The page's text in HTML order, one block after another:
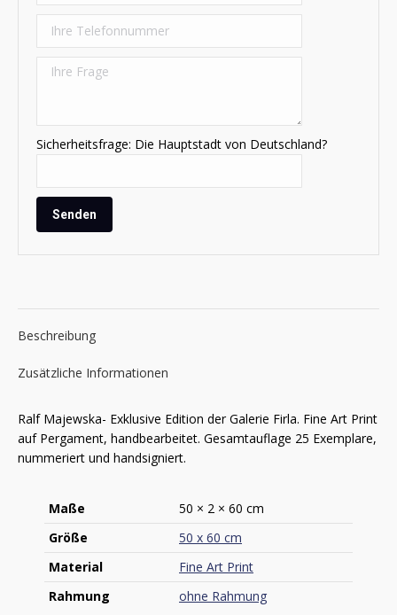
Sicherheitsfrage: Die Hauptstadt von Deutschland?
Beschreibung
Zusätzliche Informationen
Ralf Majewska- Exklusive Edition der Galerie Firla. Fine Art Print
auf Pergament, handbearbeitet. Gesamtauflage 25 Exemplare,
nummeriert und handsigniert.
Maße
50 × 2 × 60 cm
Größe
50 x 60 cm
Material
Fine Art Print
Rahmung
ohne Rahmung